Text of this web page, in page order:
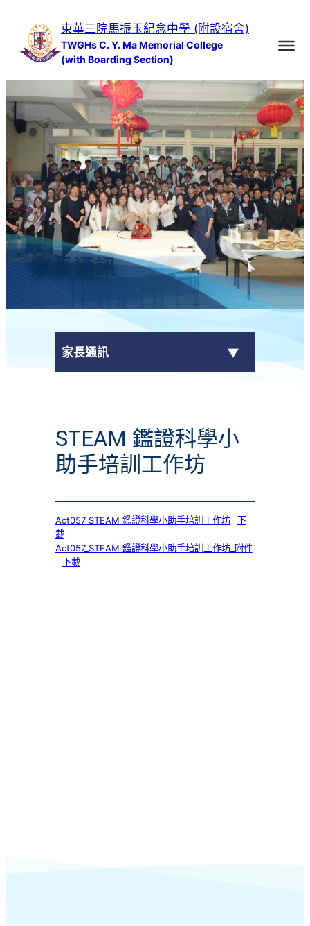
容
東華三院馬振玉紀念中學 (附設宿舍)
TWGHs C. Y. Ma Memorial College
(with Boarding Section)
家長通訊
家長通訊
學校通告
STEAM 鑑證科學小
助手培訓工作坊
Act057_STEAM 鑑證科學小助手培訓工作坊
下
載
Act057_STEAM 鑑證科學小助手培訓工作坊_附件
下載